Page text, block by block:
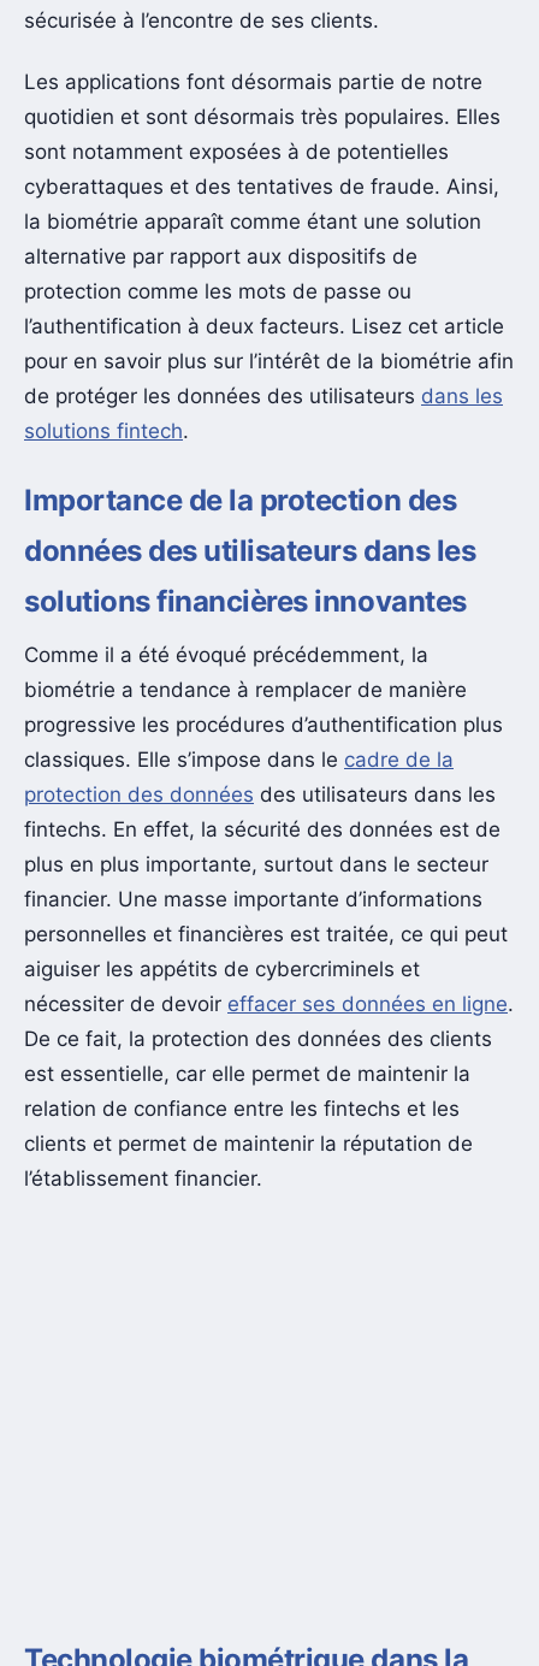
sécurisée à l’encontre de ses clients.
Les applications font désormais partie de notre
quotidien et sont désormais très populaires. Elles
sont notamment exposées à de potentielles
cyberattaques et des tentatives de fraude. Ainsi,
la biométrie apparaît comme étant une solution
alternative par rapport aux dispositifs de
protection comme les mots de passe ou
l’authentification à deux facteurs. Lisez cet article
pour en savoir plus sur l’intérêt de la biométrie afin
de protéger les données des utilisateurs dans les
solutions fintech.
Importance de la protection des
données des utilisateurs dans les
solutions financières innovantes
Comme il a été évoqué précédemment, la
biométrie a tendance à remplacer de manière
progressive les procédures d’authentification plus
classiques. Elle s’impose dans le cadre de la
protection des données des utilisateurs dans les
fintechs. En effet, la sécurité des données est de
plus en plus importante, surtout dans le secteur
financier. Une masse importante d’informations
personnelles et financières est traitée, ce qui peut
aiguiser les appétits de cybercriminels et
nécessiter de devoir effacer ses données en ligne.
De ce fait, la protection des données des clients
est essentielle, car elle permet de maintenir la
relation de confiance entre les fintechs et les
clients et permet de maintenir la réputation de
l’établissement financier.